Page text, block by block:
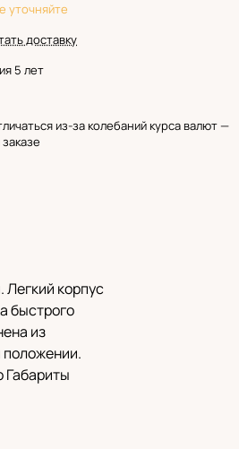
уточняйте
доставку
5 лет
из-за колебаний курса валют —
корпус
быстрого
из
положении.
Габариты